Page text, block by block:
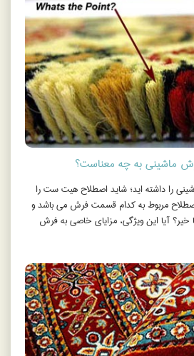
ماشینی به چه معناست؟
را داشته اید؛ شاید اصطلاح هیت ست را
اصطلاح مربوط به کدام قسمت فرش می باشد و
آیا این ویژگی، مزایای خاصی به فرش